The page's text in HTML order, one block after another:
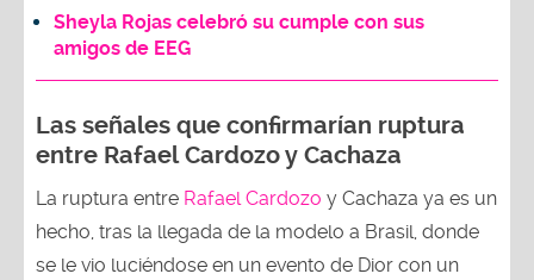
Sheyla Rojas celebró su cumple con sus
amigos de EEG
Las señales que confirmarían ruptura
entre Rafael Cardozo y Cachaza
La ruptura entre Rafael Cardozo y Cachaza ya es un
hecho, tras la llegada de la modelo a Brasil, donde
se le vio luciéndose en un evento de Dior con un